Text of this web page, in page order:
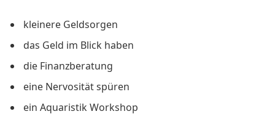
kleinere Geldsorgen
das Geld im Blick haben
die Finanzberatung
eine Nervosität spüren
ein Aquaristik Workshop